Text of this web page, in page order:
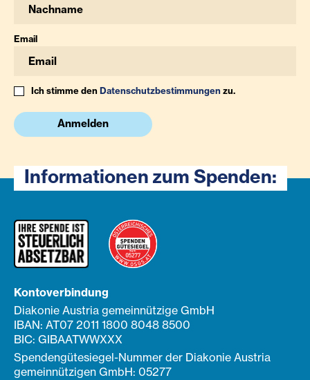
Email
Ich stimme denDatenschutzbestimmungenzu.
Anmelden
Informationen zum Spenden:
Kontoverbindung
Diakonie Austria gemeinnützige GmbH
IBAN: AT07 2011 1800 8048 8500
BIC: GIBAATWWXXX
Spendengütesiegel-Nummer der Diakonie Austria
gemeinnützigen GmbH: 05277